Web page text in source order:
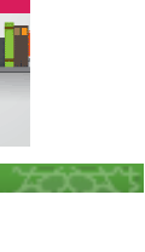
القرآن والتربية في
اختتام
أكثر من 100 شخص يتعرفون على الإسلام خلال يوم المسجد المفتوح في ميلفيل
اختتام